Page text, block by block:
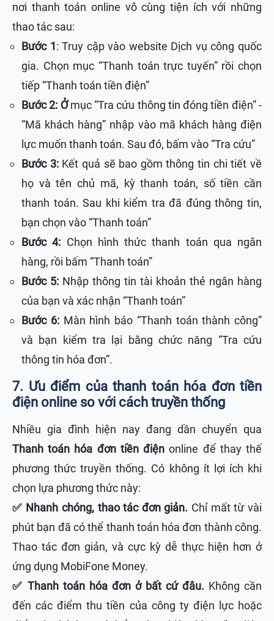
nơi thanh toán online vô cùng tiện ích với những
thao tác sau:
Bước 1: Truy cập vào website Dịch vụ công quốc
gia. Chọn mục “Thanh toán trực tuyến” rồi chọn
tiếp “Thanh toán tiền điện”
Bước 2: Ởmục “Tra cứu thông tin đóng tiền điện” -
“Mã khách hàng” nhập vào mã khách hàng điện
lực muốn thanh toán. Sau đó, bấm vào “Tra cứu”
Bước 3: Kết quả sẽ bao gồm thông tin chi tiết về
họ và tên chủ mã, kỳ thanh toán, số tiền cần
thanh toán. Sau khi kiểm tra đã đúng thông tin,
bạn chọn vào “Thanh toán”
Bước 4: Chọn hình thức thanh toán qua ngân
hàng, rồi bấm “Thanh toán”
Bước 5: Nhập thông tin tài khoản thẻ ngân hàng
của bạn và xác nhận “Thanh toán”
Bước 6: Màn hình báo “Thanh toán thành công”
và bạn kiểm tra lại bằng chức năng “Tra cứu
thông tin hóa đơn”.
7. Ưu điểm của thanh toán hóa đơn tiền
điện online so với cách truyền thống
Nhiều gia đình hiện nay đang dần chuyển qua
Thanh toán hóa đơn tiền điện online để thay thế
phương thức truyền thống. Có không ít lợi ích khi
chọn lựa phương thức này:
✅ Nhanh chóng, thao tác đơn giản. Chỉ mất từ vài
phút bạn đã có thể thanh toán hóa đơn thành công.
Thao tác đơn giản, và cực kỳ dễ thực hiện hơn ở
ứng dụng MobiFone Money.
✅ Thanh toán hóa đơn ở bất cứ đâu. Không cần
đến các điểm thu tiền của công ty điện lực hoặc